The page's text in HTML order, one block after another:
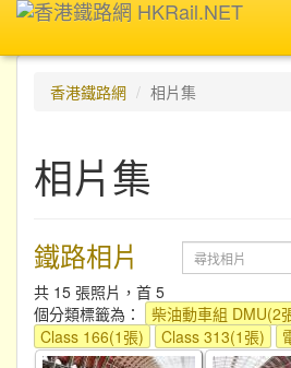
香港鐵路網
相片集
相片集
鐵路相片
共 15 張照片，首 5
個分類標籤為：
柴油動車組 DMU(2
Class 166(1張)
Class 313(1張)